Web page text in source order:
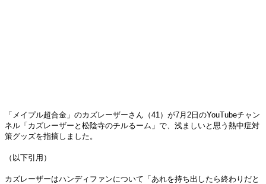
「メイプル超合金」のカズレーザーさん（41）が7月2日のYouTubeチャン
ネル「カズレーザーと松陰寺のチルるーム」で、浅ましいと思う熱中症対
策グッズを指摘しました。
（以下引用）
カズレーザーはハンディファンについて「あれを持ち出したら終わりだと